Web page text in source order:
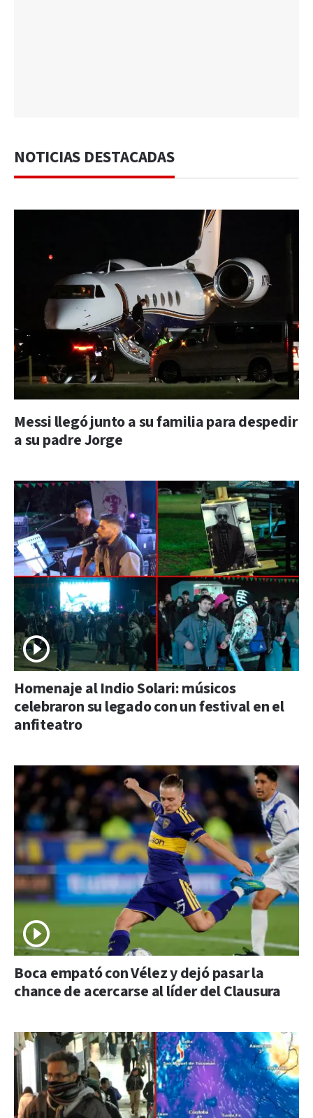
NOTICIAS DESTACADAS
Messi llegó junto a su familia para despedir
a su padre Jorge
Homenaje al Indio Solari: músicos
celebraron su legado con un festival en el
anfiteatro
Boca empató con Vélez y dejó pasar la
chance de acercarse al líder del Clausura